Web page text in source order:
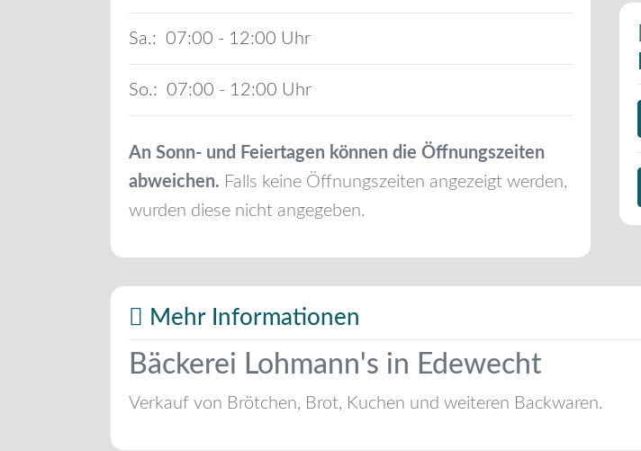
Sa.: 07:00 - 12:00
So.: 07:00 - 12:00
An Sonn- und Feiertagen können die Öffnungszeiten
abweichen. Falls keine Öffnungszeiten angezeigt werden,
wurden diese nicht angegeben.
Mehr Informationen
Bäckerei Lohmann's in Edewecht
Verkauf von Brötchen, Brot, Kuchen und weiteren Backwaren.